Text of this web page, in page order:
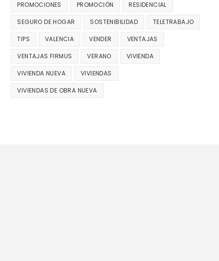
PROMOCIONES PROMOCIÓN RESIDENCIAL
SEGURO DE HOGAR SOSTENIBILIDAD TELETRABAJO
TIPS VALENCIA VENDER VENTAJAS
VENTAJAS FIRMUS VERANO VIVIENDA
VIVIENDA NUEVA VIVIENDAS
VIVIENDAS DE OBRA NUEVA